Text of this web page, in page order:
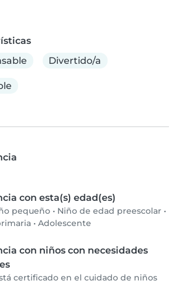
Divertido/a
con esta(s) edad(es)
pequeño • Niño de edad preescolar •
• Adolescente
con niños con necesidades
certificado en el cuidado de niños